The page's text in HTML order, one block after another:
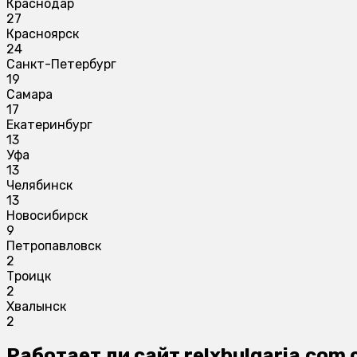
Краснодар
27
Красноярск
24
Санкт-Петербург
19
Самара
17
Екатеринбург
13
Уфа
13
Челябинск
13
Новосибирск
9
Петропавловск
2
Троицк
2
Хвалынск
2